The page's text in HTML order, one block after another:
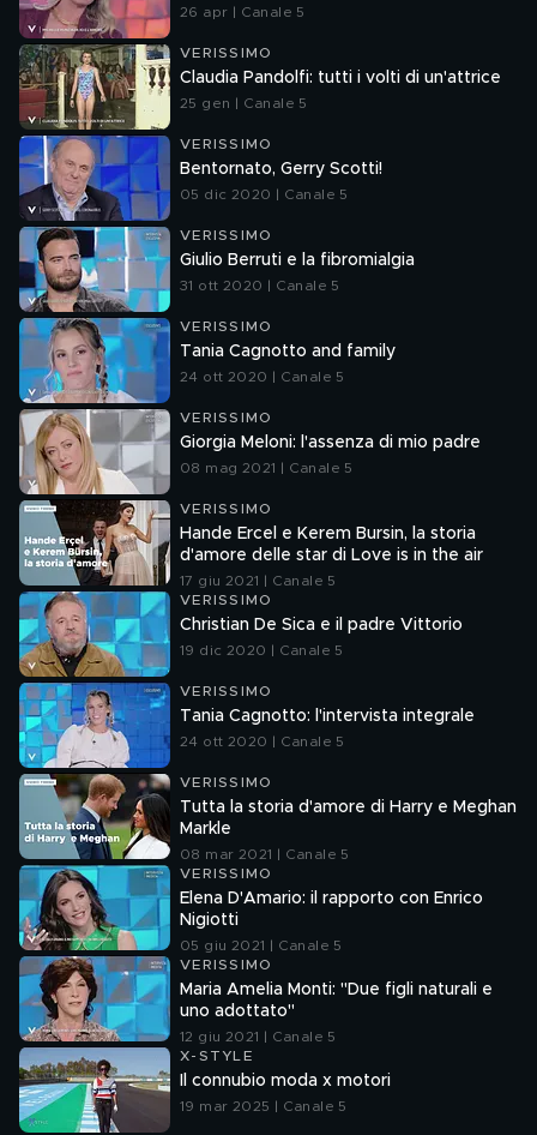
26 apr | Canale 5
VERISSIMO
Claudia Pandolfi: tutti i volti di un'attrice
25 gen | Canale 5
VERISSIMO
Bentornato, Gerry Scotti!
05 dic 2020 | Canale 5
VERISSIMO
Giulio Berruti e la fibromialgia
31 ott 2020 | Canale 5
VERISSIMO
Tania Cagnotto and family
24 ott 2020 | Canale 5
VERISSIMO
Giorgia Meloni: l'assenza di mio padre
08 mag 2021 | Canale 5
VERISSIMO
Hande Ercel e Kerem Bursin, la storia
d'amore delle star di Love is in the air
17 giu 2021 | Canale 5
VERISSIMO
Christian De Sica e il padre Vittorio
19 dic 2020 | Canale 5
VERISSIMO
Tania Cagnotto: l'intervista integrale
24 ott 2020 | Canale 5
VERISSIMO
Tutta la storia d'amore di Harry e Meghan
Markle
08 mar 2021 | Canale 5
VERISSIMO
Elena D'Amario: il rapporto con Enrico
Nigiotti
05 giu 2021 | Canale 5
VERISSIMO
Maria Amelia Monti: "Due figli naturali e
uno adottato"
12 giu 2021 | Canale 5
X-STYLE
Il connubio moda x motori
19 mar 2025 | Canale 5